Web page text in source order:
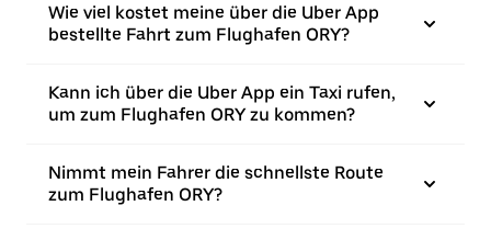
Wie viel kostet meine über die Uber App
bestellte Fahrt zum Flughafen ORY?
Kann ich über die Uber App ein Taxi rufen,
um zum Flughafen ORY zu kommen?
Nimmt mein Fahrer die schnellste Route
zum Flughafen ORY?